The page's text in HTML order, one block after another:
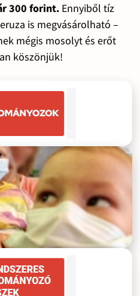
300 forint.Ennyiből tíz
is megvásárolható –
mégis mosolyt és erőt
köszönjük!